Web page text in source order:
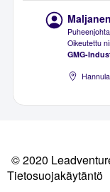
Oikeutettu
GMG-
© 2020
Tietosuojakäytäntö